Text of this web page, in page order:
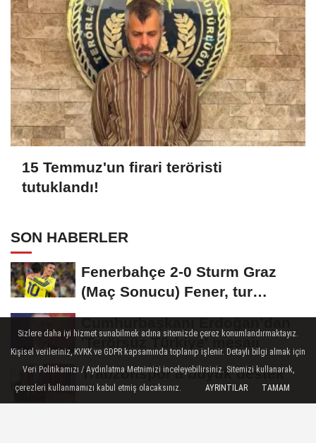
15 Temmuz'un firari teröristi
tutuklandı!
SON HABERLER
Fenerbahçe 2-0 Sturm Graz
(Maç Sonucu) Fener, tur
Cumhurbaşkanı Erdoğan’dan
'Terörsüz Türkiye' mesajı
Trabzonspor'a büyük destek
Sizlere daha iyi hizmet sunabilmek adına sitemizde çerez konumlandırmaktayız.
Kişisel verileriniz, KVKK ve GDPR kapsamında toplanıp işlenir. Detaylı bilgi almak için
Veri Politikamızı / Aydınlatma Metnimizi inceleyebilirsiniz. Sitemizi kullanarak,
çerezleri kullanmamızı kabul etmiş olacaksınız.
AYRINTILAR TAMAM